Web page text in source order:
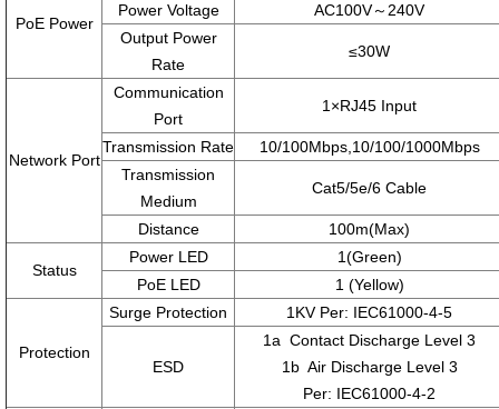
PoE Power
Power Voltage
AC100V～240V
Output Power
Rate
≤30W
Network Port
Communication
Port
1×RJ45 Input
Transmission Rate
10/100Mbps,10/100/1000Mbps
Transmission
Medium
Cat5/5e/6 Cable
Distance 100m(Max)
Status
Power LED
1(Green)
PoE LED
1 (Yellow)
Protection
Surge Protection 1KV Per: IEC61000-4-5
ESD
1a Contact Discharge Level 3
1b Air Discharge Level 3
Per: IEC61000-4-2